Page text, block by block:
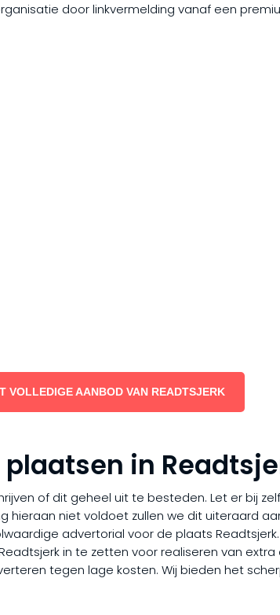
door linkvermelding vanaf een
VOLLEDIGE AANBOD VAN READTSJERK
in
of dit geheel uit te besteden. Let er bij
hieraan niet voldoet zullen we dit uiteraard
advertorial voor de plaats
in te zetten voor realiseren van
tegen lage kosten. Wij bieden het